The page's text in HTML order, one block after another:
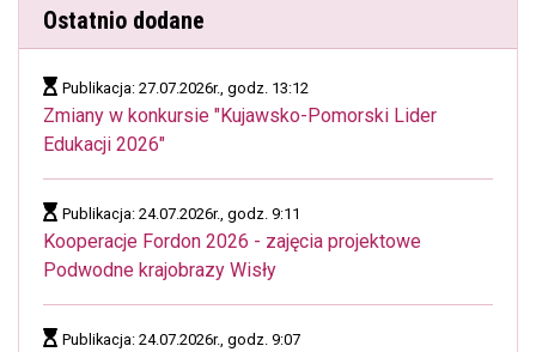
Ostatnio dodane
Publikacja: 27.07.2026r., godz. 13:12
Zmiany w konkursie "Kujawsko-Pomorski Lider
Edukacji 2026"
Publikacja: 24.07.2026r., godz. 9:11
Kooperacje Fordon 2026 - zajęcia projektowe
Podwodne krajobrazy Wisły
Publikacja: 24.07.2026r., godz. 9:07